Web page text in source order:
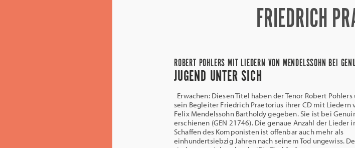
FRIEDRICH
ROBERT POHLERS MIT LIEDERN VON MENDELSSOHN BEI
JUGEND UNTER SICH
Erwachen: Diesen Titel haben der Tenor Robert Pohlers
sein Begleiter Friedrich Praetorius ihrer CD mit Liedern
Felix Mendelssohn Bartholdy gegeben. Sie ist bei
erschienen (GEN 21746). Die genaue Anzahl der Lieder
Schaffen des Komponisten ist offenbar auch mehr als
einhundertsiebzig Jahren nach seinem Tod ungewiss.